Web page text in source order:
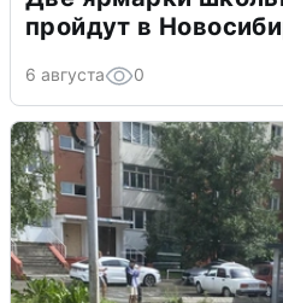
пройдут в
6 августа 0